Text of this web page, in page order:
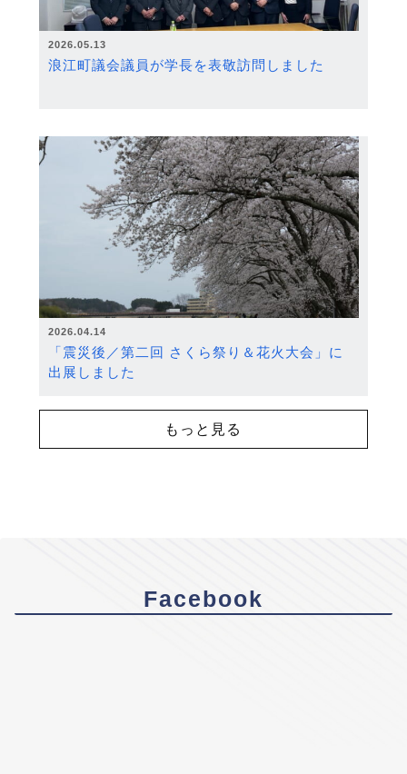
2026.05.13
浪江町議会議員が学長を表敬訪問しました
2026.04.14
「震災後／第二回 さくら祭り＆花火大会」に
出展しました
もっと見る
Facebook